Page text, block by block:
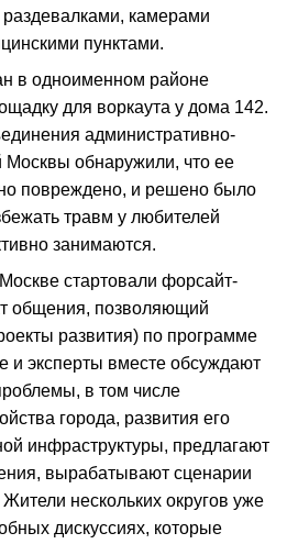
камерами
пунктами.
в одноименном районе
для воркаута у дома 142.
административно-
Москвы обнаружили, что ее
повреждено, и решено было
травм у любителей
занимаются.
стартовали форсайт-
общения, позволяющий
развития) по программе
и эксперты вместе обсуждают
в том числе
города, развития его
инфраструктуры, предлагают
вырабатывают сценарии
нескольких округов уже
дискуссиях, которые